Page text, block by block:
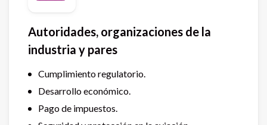
Autoridades, organizaciones de la
industria y pares
Cumplimiento regulatorio.
Desarrollo económico.
Pago de impuestos.